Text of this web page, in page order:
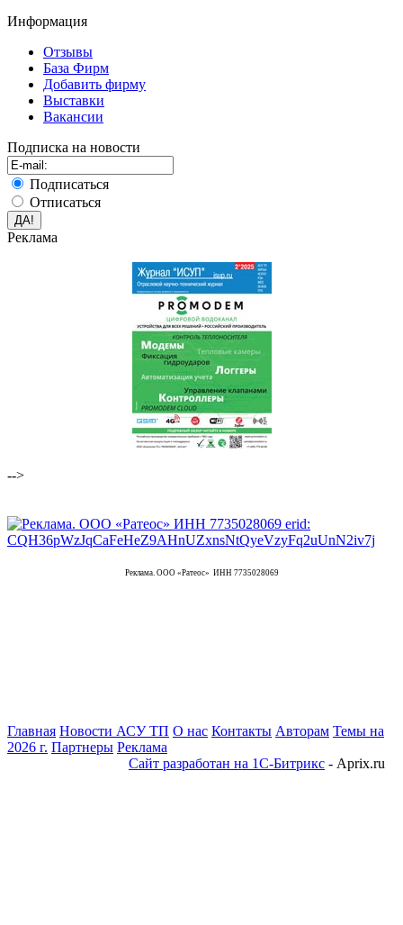
Информация
Отзывы
База Фирм
Добавить фирму
Выставки
Вакансии
Подписка на новости
Подписаться
Отписаться
Реклама
-->
Реклама. ООО «Ратеос» ИНН 7735028069
Главная Новости АСУ ТП О нас Контакты Авторам Темы на
2026 г. Партнеры Реклама
Сайт разработан на 1С-Битрикс - Aprix.ru